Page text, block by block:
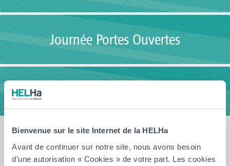
Bienvenue sur le site Internet de la HELHa
Avant de continuer sur notre site, nous avons besoin
d’une autorisation « Cookies » de votre part. Les cookies
Journée Portes Ouvertes